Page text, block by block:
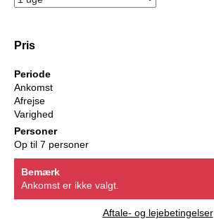
Pris
Periode
Ankomst
Afrejse
Varighed
Personer
Op til 7 personer
Bemærk
Ankomst er ikke valgt.
Aftale- og lejebetingelser